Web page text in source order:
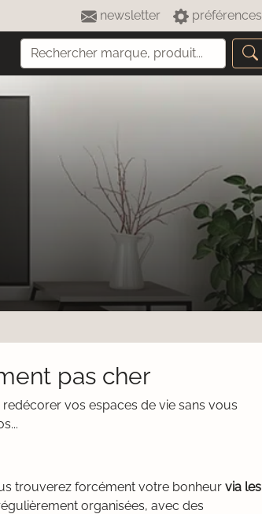
newsletter préférences
pas cher
vos espaces de vie sans vous
trouverez forcément votre bonheur via les
organisées, avec des